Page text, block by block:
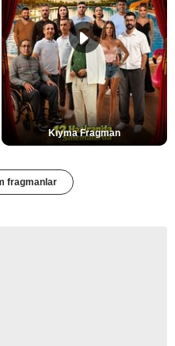
Kıyma Fragman
fragmanlar